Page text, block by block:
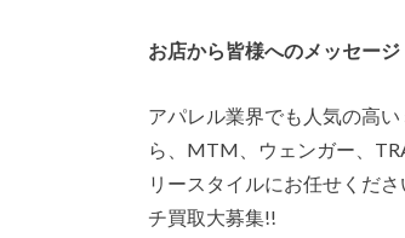
お店から皆様へのメッセージ
アパレル業界でも人気の高
ら、MTM、ウェンガー、
リースタイルにお任せくだ
チ買取大募集!!